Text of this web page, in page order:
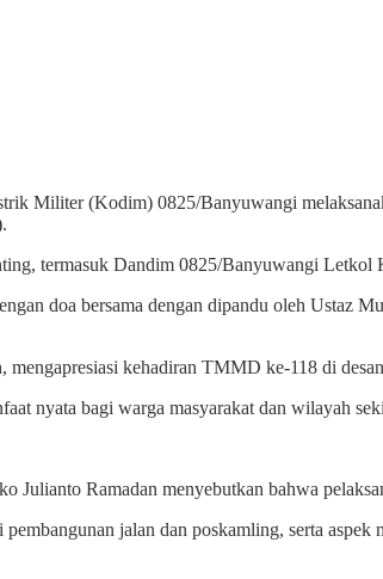
Militer (Kodim) 0825/Banyuwangi
termasuk Dandim 0825/Banyuwangi
doa bersama dengan dipandu oleh Ustaz
kehadiran TMMD ke-118 di
nyata bagi warga masyarakat dan wilayah
Ramadan menyebutkan bahwa
jalan dan poskamling, serta